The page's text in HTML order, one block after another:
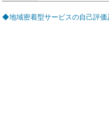
◆地域密着型サービスの自己評価